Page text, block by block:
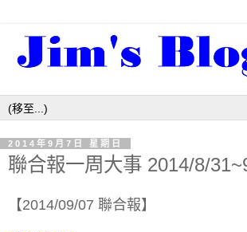
2014年9月7日 星期日
聯合報一周大事 2014/8/
【2014/09/07 聯合報】